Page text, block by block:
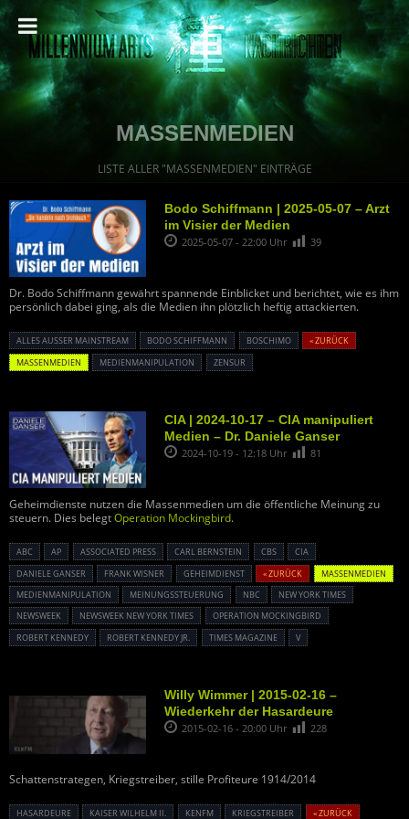
MASSENMEDIEN
LISTE ALLER "MASSENMEDIEN" EINTRÄGE
Bodo Schiffmann | 2025-05-07 – Arzt
im Visier der Medien
2025-05-07 - 22:00 Uhr 39
Dr. Bodo Schiffmann gewährt spannende Einblicket und berichtet, wie es ihm
persönlich dabei ging, als die Medien ihn plötzlich heftig attackierten.
ALLES AUSSER MAINSTREAM BODO SCHIFFMANN BOSCHIMO
« ZURÜCK
MASSENMEDIEN
MEDIENMANIPULATION ZENSUR
CIA | 2024-10-17 – CIA manipuliert
Medien – Dr. Daniele Ganser
2024-10-19 - 12:18 Uhr 81
Geheimdienste nutzen die Massenmedien um die öffentliche Meinung zu
steuern. Dies belegtOperation Mockingbird.
ABC AP ASSOCIATED PRESS CARL BERNSTEIN CBS
CIA
DANIELE GANSER
FRANK WISNER GEHEIMDIENST « ZURÜCK
MASSENMEDIEN
MEDIENMANIPULATION
MEINUNGSSTEUERUNG NBC
NEW YORK TIMES
NEWSWEEK
NEWSWEEK NEW YORK TIMES
OPERATION MOCKINGBIRD
ROBERT KENNEDY
ROBERT KENNEDY JR. TIMES MAGAZINE V
Willy Wimmer | 2015-02-16 –
Wiederkehr der Hasardeure
2015-02-16 - 20:00 Uhr 228
Schattenstrategen, Kriegstreiber, stille Profiteure 1914/2014
HASARDEURE KAISER WILHELM II. KENFM KRIEGSTREIBER « ZURÜCK